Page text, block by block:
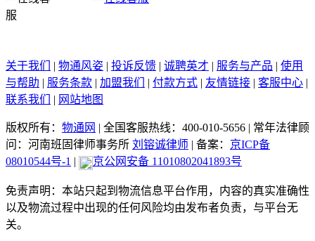
关于我们 | 物通风姿 | 投诉反馈 | 诚聘英才 | 服务与产品 | 使用
与帮助 | 服务条款 | 加盟我们 | 付款方式 | 友情链接 | 客服中心 |
联系我们
| 网站地图
版权所有： 物通网 | 全国客服热线：400-010-5656 | 常年法律顾
问：河南班固律师事务所 刘镕诚律师 | 备案： 京ICP备
08010544号-1 | 京公网安备 11010802041893号
免责声明：本站只起到物流信息平台作用，内容的真实准确性
以及物流过程中出现的任何风险均由发布者负责，与平台无
关。